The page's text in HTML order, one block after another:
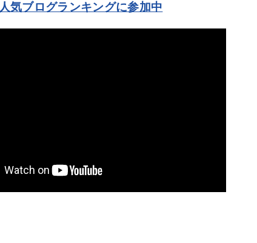
人気ブログランキングに参加中